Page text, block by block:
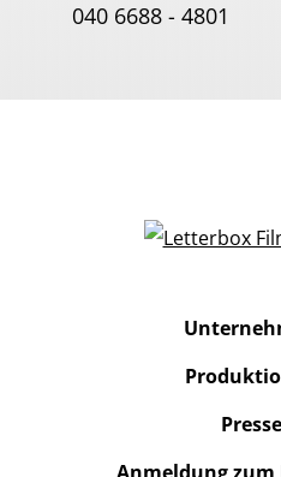
040 6688 - 4801
Presse